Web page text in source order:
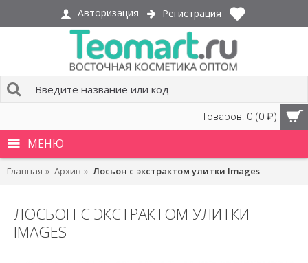
Авторизация Регистрация
Товаров: 0 (0 ₽)
МЕНЮ
Главная Архив Лосьон с экстрактом улитки Images
ЛОСЬОН С ЭКСТРАКТОМ УЛИТКИ
IMAGES